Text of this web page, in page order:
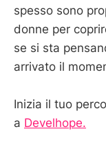
spesso sono
donne per
se si sta
arrivato il
Inizia il tuo
a Develhope.